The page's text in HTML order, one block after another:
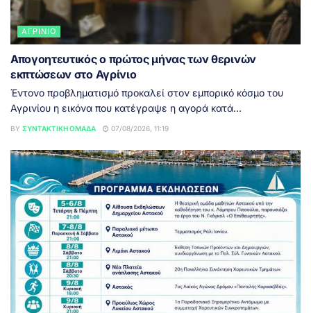
ΑΓΡΊΝΙΟ
Απογοητευτικός ο πρώτος μήνας των θερινών
εκπτώσεων στο Αγρίνιο
Έντονο προβληματισμό προκαλεί στον εμπορικό κόσμο του
Αγρινίου η εικόνα που κατέγραψε η αγορά κατά...
BY ΣΥΝΤΑΚΤΙΚΉ ΟΜΆΔΑ 07/08/2026, 11:19